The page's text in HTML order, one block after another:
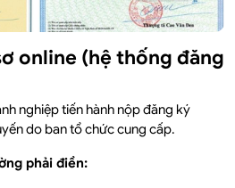
online (hệ thống đăng
nghiệp tiến hành nộp đăng ký
do ban tổ chức cung cấp.
phải điền: